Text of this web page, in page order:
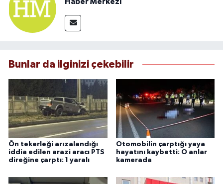
Haber Merkezi
Bunlar da ilginizi çekebilir
Ön tekerleği arızalandığı
iddia edilen arazi aracı PTS
direğine çarptı: 1 yaralı
Otomobilin çarptığı yaya
hayatını kaybetti: O anlar
kamerada